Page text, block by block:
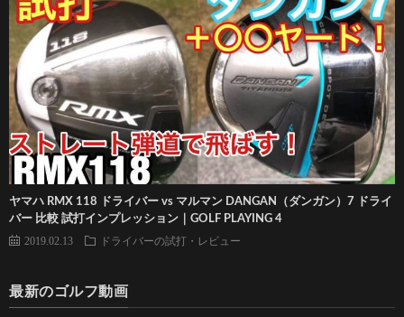
ヤマハ RMX 118 ドライバー vs マルマン DANGAN（ダンガン）7 ドライ
バー 比較 試打インプレッション｜GOLF PLAYING 4
2019.02.13 ドライバーの試打・レビュー
最新のゴルフ動画